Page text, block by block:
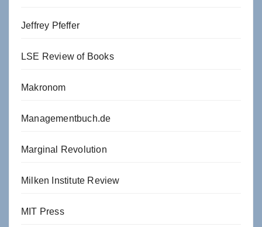
Jeffrey Pfeffer
LSE Review of Books
Makronom
Managementbuch.de
Marginal Revolution
Milken Institute Review
MIT Press